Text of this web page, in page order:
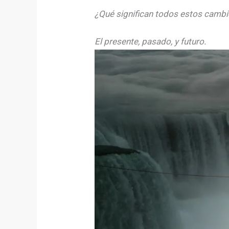
¿Qué significan todos estos
El presente, pasado, y futuro.